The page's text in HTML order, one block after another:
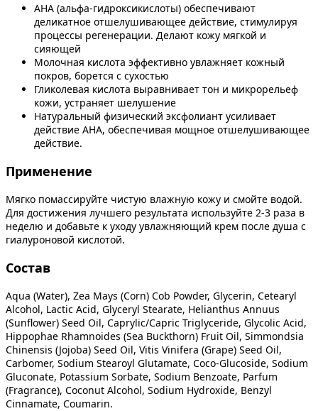
AHA (альфа-гидроксикислоты) обеспечивают
деликатное отшелушивающее действие, стимулируя
процессы регенерации. Делают кожу мягкой и
сияющей
Молочная кислота эффективно увлажняет кожный
покров, борется с сухостью
Гликолевая кислота выравнивает тон и микрорельеф
кожи, устраняет шелушение
Натуральный физический эксфолиант усиливает
действие AHA, обеспечивая мощное отшелушивающее
действие.
Применение
Мягко помассируйте чистую влажную кожу и смойте водой.
Для достижения лучшего результата используйте 2-3 раза в
неделю и добавьте к уходу увлажняющий крем после душа с
гиалуроновой кислотой.
Состав
Aqua (Water), Zea Mays (Corn) Cob Powder, Glycerin, Cetearyl
Alcohol, Lactic Acid, Glyceryl Stearate, Helianthus Annuus
(Sunflower) Seed Oil, Caprylic/Capric Triglyceride, Glycolic Acid,
Hippophae Rhamnoides (Sea Buckthorn) Fruit Oil, Simmondsia
Chinensis (Jojoba) Seed Oil, Vitis Vinifera (Grape) Seed Oil,
Carbomer, Sodium Stearoyl Glutamate, Coco-Glucoside, Sodium
Gluconate, Potassium Sorbate, Sodium Benzoate, Parfum
(Fragrance), Coconut Alcohol, Sodium Hydroxide, Benzyl
Cinnamate, Coumarin.